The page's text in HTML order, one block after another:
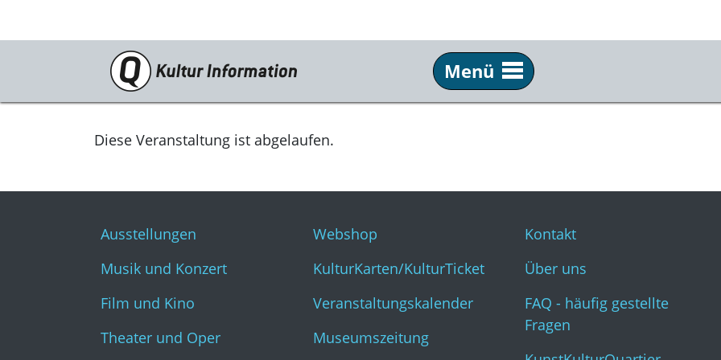
Menü
Veranstaltungen
Ausstellungen
Theater und Oper
Literatur
Service
Museumszeitung
Diese Veranstaltung ist abgelaufen.
Ausstellungen
Musik und Konzert
Film und Kino
Theater und Oper
Webshop
KulturKarten/KulturTicket
Veranstaltungskalender
Museumszeitung
Kontakt
Über uns
FAQ - häufig gestellte
Fragen